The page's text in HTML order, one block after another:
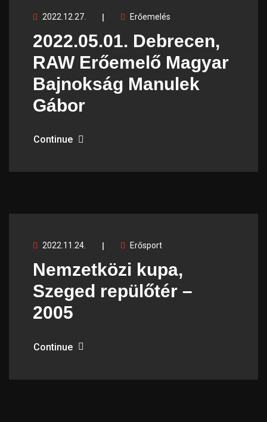
2022.12.27. Erőemelés
2022.05.01. Debrecen,
RAW Erőemelő Magyar
Bajnokság Manulek
Gábor
Continue
2022.11.24. Erősport
Nemzetközi kupa,
Szeged repülőtér –
2005
Continue